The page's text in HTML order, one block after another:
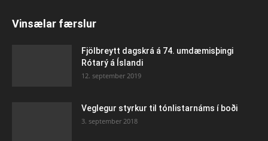
Vinsælar færslur
Fjölbreytt dagskrá á 74. umdæmisþingi
Rótarý á Íslandi
12. september 2019
Veglegur styrkur til tónlistarnáms í boði
3. september 2018